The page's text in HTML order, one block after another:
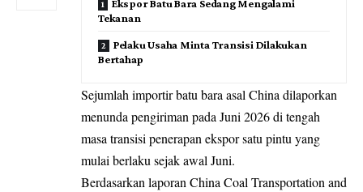
Ekspor Batu Bara Sedang Mengalami
Tekanan
Pelaku Usaha Minta Transisi Dilakukan
Bertahap
Sejumlah importir batu bara asal China dilaporkan
menunda pengiriman pada Juni 2026 di tengah
masa transisi penerapan ekspor satu pintu yang
mulai berlaku sejak awal Juni.
Berdasarkan laporan China Coal Transportation and